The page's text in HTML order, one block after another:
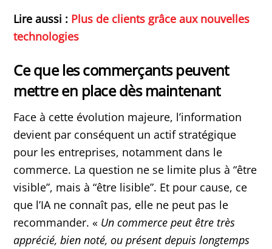
Lire aussi : Plus de clients grâce aux nouvelles
technologies
Ce que les commerçants peuvent
mettre en place dès maintenant
Face à cette évolution majeure, l’information
devient par conséquent un actif stratégique
pour les entreprises, notamment dans le
commerce. La question ne se limite plus à “être
visible”, mais à “être lisible”. Et pour cause, ce
que l’IA ne connaît pas, elle ne peut pas le
recommander. « Un commerce peut être très
apprécié, bien noté, ou présent depuis longtemps